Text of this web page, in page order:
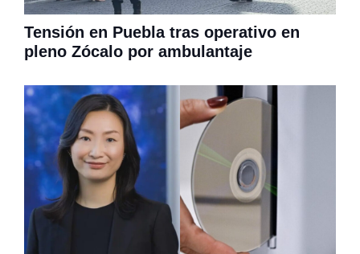
Tensión en Puebla tras operativo en
pleno Zócalo por ambulantaje